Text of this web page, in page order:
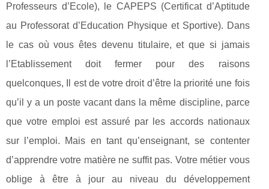
Professeurs d’Ecole), le CAPEPS (Certificat d’Aptitude
au Professorat d’Education Physique et Sportive). Dans
le cas où vous êtes devenu titulaire, et que si jamais
l’Etablissement doit fermer pour des raisons
quelconques, Il est de votre droit d’être la priorité une fois
qu’il y a un poste vacant dans la même discipline, parce
que votre emploi est assuré par les accords nationaux
sur l’emploi. Mais en tant qu’enseignant, se contenter
d’apprendre votre matière ne suffit pas. Votre métier vous
oblige à être à jour au niveau du développement